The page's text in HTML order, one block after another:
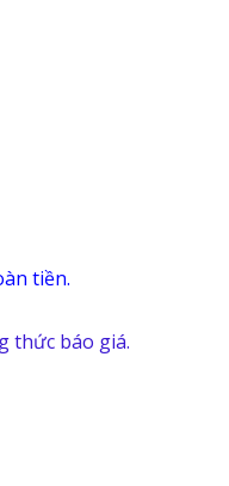
tiền.
thức báo giá.